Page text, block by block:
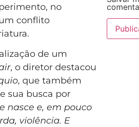
no
conflito
de um
, o diretor destacou
, que também
sua busca por
nasce e, em pouco
violência. E